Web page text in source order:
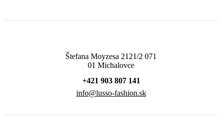
Štefana Moyzesa 2121/2 071
01 Michalovce
+421 903 807 141
info@lusso-fashion.sk